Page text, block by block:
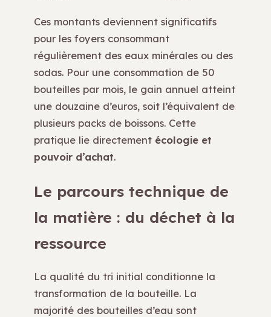
Ces montants deviennent significatifs
pour les foyers consommant
régulièrement des eaux minérales ou des
sodas. Pour une consommation de 50
bouteilles par mois, le gain annuel atteint
une douzaine d’euros, soit l’équivalent de
plusieurs packs de boissons. Cette
pratique lie directement écologie et
pouvoir d’achat.
Le parcours technique de
la matière : du déchet à la
ressource
La qualité du tri initial conditionne la
transformation de la bouteille. La
majorité des bouteilles d’eau sont